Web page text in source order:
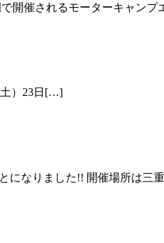
で開催されるモーターキャン
土）23日[…]
になりました!! 開催場所は三